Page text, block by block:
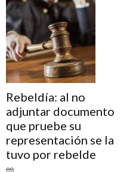
Rebeldía: al no
adjuntar documento
que pruebe su
representación se la
tuvo por rebelde